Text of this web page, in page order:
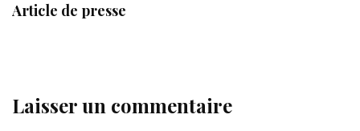
Article de presse
Laisser un commentaire